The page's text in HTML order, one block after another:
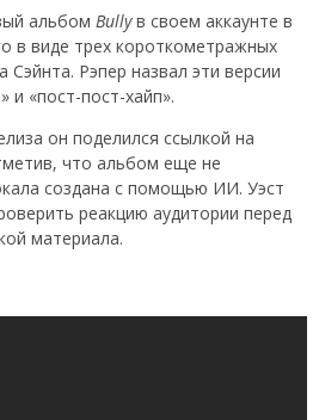
альбом Bullyв своем аккаунте в
в виде трех короткометражных
Рэпер назвал эти версии
и «пост-пост-хайп».
он поделился ссылкой на
что альбом еще не
создана с помощью ИИ. Уэст
реакцию аудитории перед
материала.